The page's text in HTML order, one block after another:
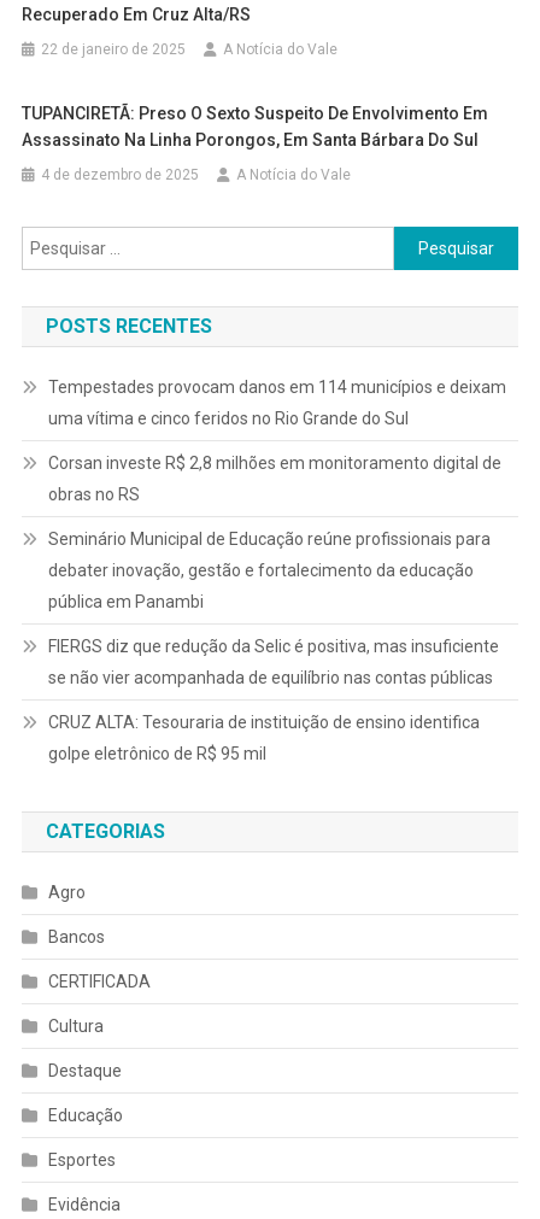
Recuperado Em Cruz Alta/RS
22 de janeiro de 2025 A Notícia do Vale
TUPANCIRETÃ: Preso O Sexto Suspeito De Envolvimento Em
Assassinato Na Linha Porongos, Em Santa Bárbara Do Sul
4 de dezembro de 2025 A Notícia do Vale
Pesquisar
por:
POSTS RECENTES
Tempestades provocam danos em 114 municípios e deixam
uma vítima e cinco feridos no Rio Grande do Sul
Corsan investe R$ 2,8 milhões em monitoramento digital de
obras no RS
Seminário Municipal de Educação reúne profissionais para
debater inovação, gestão e fortalecimento da educação
pública em Panambi
FIERGS diz que redução da Selic é positiva, mas insuficiente
se não vier acompanhada de equilíbrio nas contas públicas
CRUZ ALTA: Tesouraria de instituição de ensino identifica
golpe eletrônico de R$ 95 mil
CATEGORIAS
Agro
Bancos
CERTIFICADA
Cultura
Destaque
Educação
Esportes
Evidência